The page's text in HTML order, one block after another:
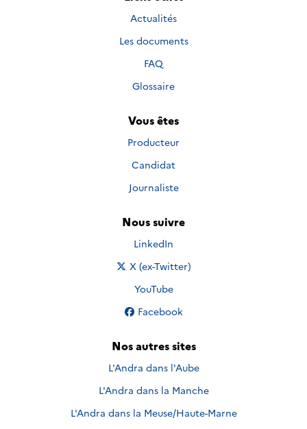
Actualités
Les documents
FAQ
Glossaire
Vous êtes
Producteur
Candidat
Journaliste
Nous suivre
Nous suivre sur
LinkedIn
Nous suivre sur
X (ex-Twitter)
Nous suivre sur
YouTube
Nous suivre sur
Facebook
Nos autres sites
L'Andra dans l'Aube
L'Andra dans la Manche
L'Andra dans la Meuse/Haute-Marne